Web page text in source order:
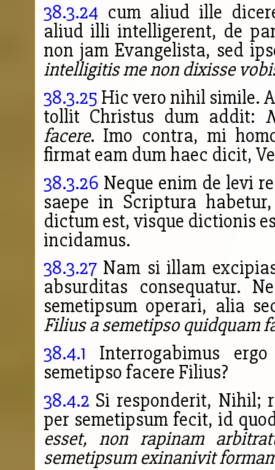
38.3.24 cum aliud ille
aliud illi intelligerent, de
non jam Evangelista, sed
intelligitis me non dixisse
38.3.25 Hic vero nihil simile.
tollit Christus dum addit:
facere. Imo contra, mi
firmat eam dum haec dicit,
38.3.26 Neque enim de levi
saepe in Scriptura
dictum est, visque dictionis
incidamus.
38.3.27Nam si illam
absurditas consequatur.
semetipsum operari, alia
Filius a semetipso quidquam
38.4.1 Interrogabimus
semetipso facere Filius?
38.4.2 Si responderit, Nihil;
per semetipsum fecit, id
esset, non rapinam
semetipsum exinanivit